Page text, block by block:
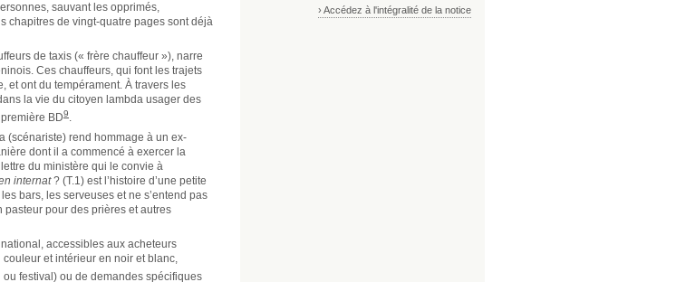
sauvant les opprimés,
chapitres de vingt-quatre pages sont déjà
de taxis (« frère chauffeur »), narre
Ces chauffeurs, qui font les trajets
et ont du tempérament. À travers les
la vie du citoyen lambda usager des
BD9.
(scénariste) rend hommage à un ex-
dont il a commencé à exercer la
du ministère qui le convie à
internat? (T.1) est l’histoire d’une petite
bars, les serveuses et ne s’entend pas
pasteur pour des prières et autres
accessibles aux acheteurs
couleur et intérieur en noir et blanc,
ou festival) ou de demandes spécifiques
› Accédez à l'intégralité de la notice